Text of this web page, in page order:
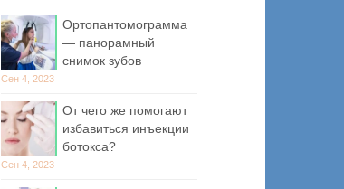
Ортопантомограмма
— панорамный
снимок зубов
Сен 4, 2023
От чего же помогают
избавиться инъекции
ботокса?
Сен 4, 2023